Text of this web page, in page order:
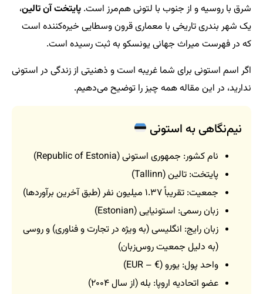
شرق با روسیه و از جنوب با لتونی هم‌مرز است. پایتخت آن تالین،
یک شهر بندری تاریخی با معماری قرون وسطایی خیره‌کننده است
که در فهرست میراث جهانی یونسکو به ثبت رسیده است.
اگر اسم استونی برای شما غریبه است و ذهنیتی از زندگی در استونی
ندارید، در این مقاله همه چیز را توضیح می‌دهیم.
نیم‌نگاهی به استونی
نام کشور: جمهوری استونی (Republic of Estonia)
پایتخت: تالین (Tallinn)
جمعیت: تقریباً ۱.۳۷ میلیون نفر (طبق آخرین برآوردها)
زبان رسمی: استونیایی (Estonian)
زبان رایج: انگلیسی (به ویژه در تجارت و فناوری) و روسی
(به دلیل جمعیت روس‌زبان)
واحد پول: یورو (€ – EUR)
عضو اتحادیه اروپا: بله (از سال ۲۰۰۴)